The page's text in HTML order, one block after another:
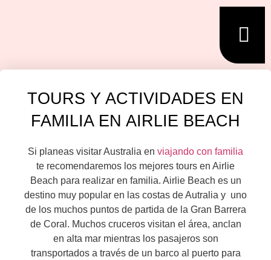
TOURS Y ACTIVIDADES EN
FAMILIA EN AIRLIE BEACH
Si planeas visitar Australia en viajando con familia
te recomendaremos los mejores tours en Airlie
Beach para realizar en familia. Airlie Beach es un
destino muy popular en las costas de Autralia y uno
de los muchos puntos de partida de la Gran Barrera
de Coral. Muchos cruceros visitan el área, anclan
en alta mar mientras los pasajeros son
transportados a través de un barco al puerto para